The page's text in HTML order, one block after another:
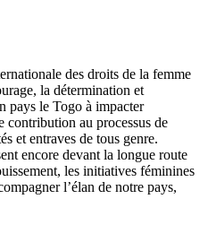
des droits de la femme
la détermination et
pays le Togo à impacter
contribution au processus de
et entraves de tous genre.
encore devant la longue route
les initiatives féminines
l’élan de notre pays,